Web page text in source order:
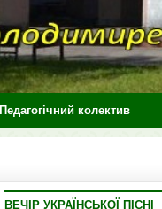
Педагогічний колектив
ВЕЧІР УКРАЇНСЬКОЇ ПІСНІ